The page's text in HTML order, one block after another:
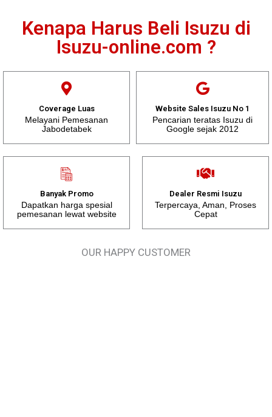
Kenapa Harus Beli Isuzu di
Isuzu-online.com ?
Coverage Luas
Melayani Pemesanan
Jabodetabek
Website Sales Isuzu No 1
Pencarian teratas Isuzu di
Google sejak 2012
Banyak Promo
Dapatkan harga spesial
pemesanan lewat website
Dealer Resmi Isuzu
Terpercaya, Aman, Proses
Cepat
OUR HAPPY CUSTOMER